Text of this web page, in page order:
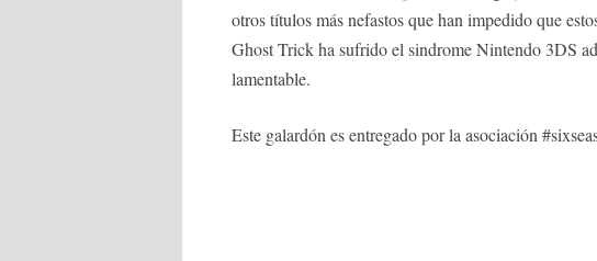
otros títulos más nefastos que han impedido que
Ghost Trick ha sufrido el sindrome Nintendo 3DS
lamentable.
Este galardón es entregado por la asociación